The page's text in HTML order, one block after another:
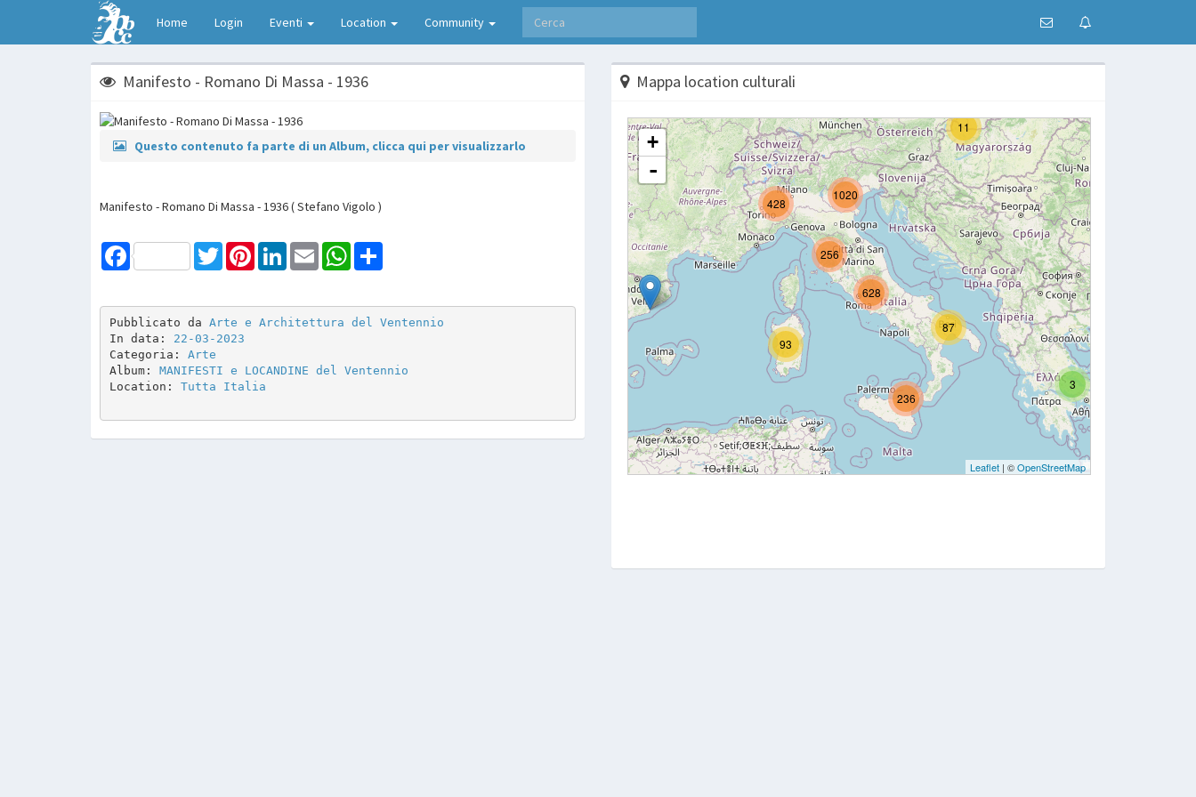
Home Login Eventi Location Community
Manifesto - Romano Di Massa - 1936
Questo contenuto fa parte di un Album, clicca qui per visualizzarlo
Manifesto - Romano Di Massa - 1936 ( Stefano Vigolo )
Facebook TwitterPinterestLinkedInEmail WhatsApp
Pubblicato da Arte e Architettura del Ventennio
In data: 22-03-2023
Categoria: Arte
Album: MANIFESTI e LOCANDINE del Ventennio
Location: Tutta Italia
Mappa location culturali